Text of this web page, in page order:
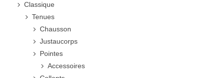
Classique
Tenues
Chausson
Justaucorps
Pointes
Accessoires